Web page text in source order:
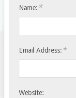
Name: *
Email Address: *
Website: